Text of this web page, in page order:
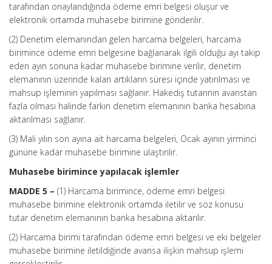
tarafından onaylandığında ödeme emri belgesi oluşur ve
elektronik ortamda muhasebe birimine gönderilir.
(2) Denetim elemanından gelen harcama belgeleri, harcama
birimince ödeme emri belgesine bağlanarak ilgili olduğu ayı takip
eden ayın sonuna kadar muhasebe birimine verilir, denetim
elemanının üzerinde kalan artıkların süresi içinde yatırılması ve
mahsup işleminin yapılması sağlanır. Hakediş tutarının avanstan
fazla olması halinde farkın denetim elemanının banka hesabına
aktarılması sağlanır.
(3) Mali yılın son ayına ait harcama belgeleri, Ocak ayının yirminci
gününe kadar muhasebe birimine ulaştırılır.
Muhasebe birimince yapılacak işlemler
MADDE 5 – (1) Harcama birimince, ödeme emri belgesi
muhasebe birimine elektronik ortamda iletilir ve söz konusu
tutar denetim elemanının banka hesabına aktarılır.
(2) Harcama birimi tarafından ödeme emri belgesi ve eki belgeler
muhasebe birimine iletildiğinde avansa ilişkin mahsup işlemi